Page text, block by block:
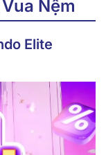
Nệm
Elite